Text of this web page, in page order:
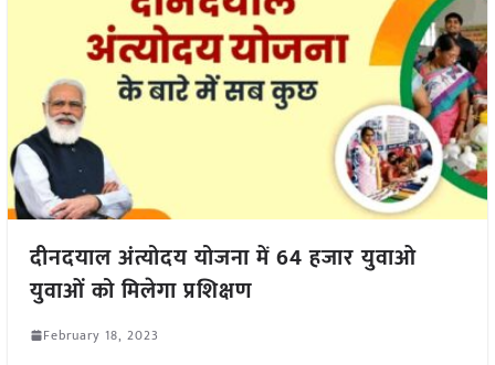
दीनदयाल अंत्योदय योजना में 64 हजार युवाओ
युवाओं को मिलेगा प्रशिक्षण
February 18, 2023